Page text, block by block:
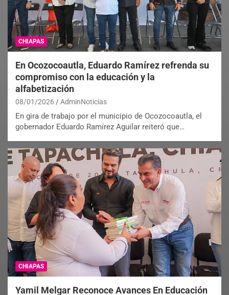
CHIAPAS
En Ocozocoautla, Eduardo Ramírez refrenda su
compromiso con la educación y la
alfabetización
08/01/2026 AdminNoticias
En gira de trabajo por el municipio de Ocozocoautla, el
gobernador Eduardo Ramírez Aguilar reiteró que…
CHIAPAS
Yamil Melgar Reconoce Avances En Educación